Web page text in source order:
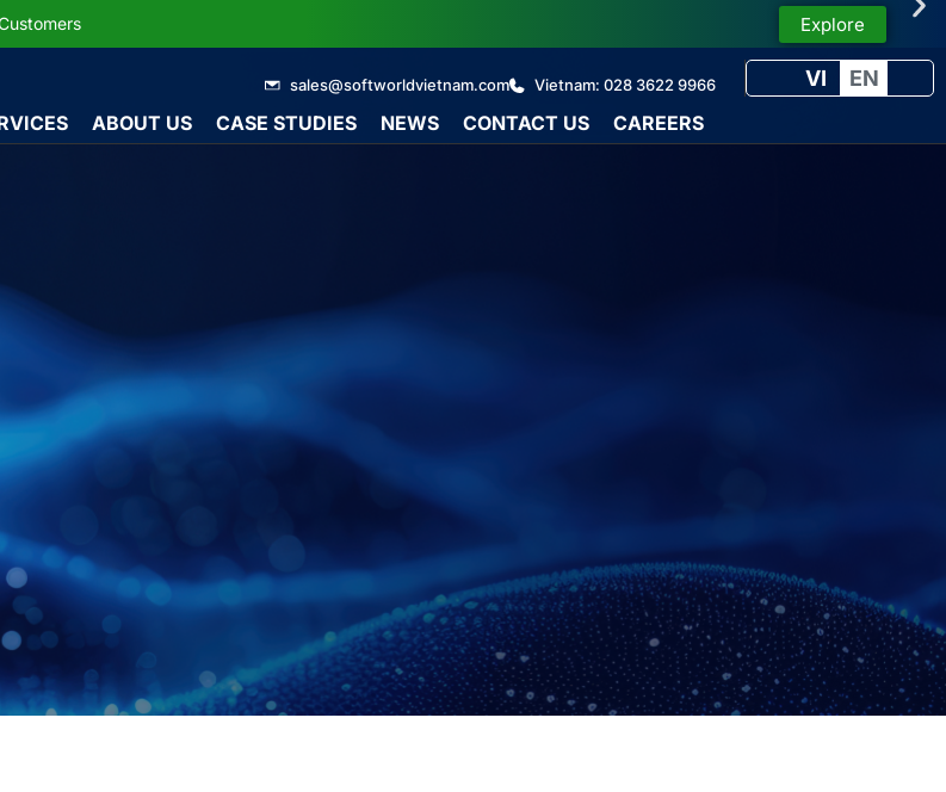
TomAI Robotics Solutions by SoftWorld
sales@softworldvietnam.com Vietnam: 028 3622 9966
ABOUT US CASE STUDIES NEWS CONTACT US CAREERS
VI EN